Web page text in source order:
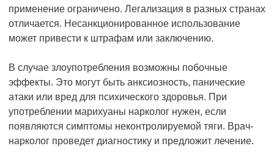
применение ограничено. Легализация в разных странах
отличается. Несанкционированное использование
может привести к штрафам или заключению.
В случае злоупотребления возможны побочные
эффекты. Это могут быть анксиозность, панические
атаки или вред для психического здоровья. При
употреблении марихуаны нарколог нужен, если
появляются симптомы неконтролируемой тяги. Врач-
нарколог проведет диагностику и предложит лечение.